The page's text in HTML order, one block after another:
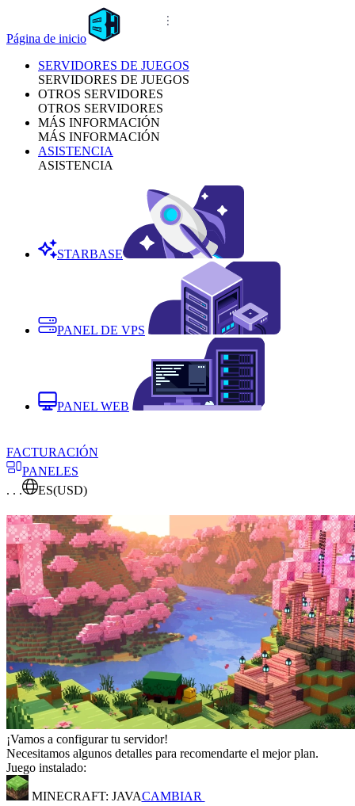
Página de inicio
SERVIDORES DE JUEGOS
SERVIDORES DE JUEGOS
OTROS SERVIDORES
OTROS SERVIDORES
MÁS INFORMACIÓN
MÁS INFORMACIÓN
ASISTENCIA
ASISTENCIA
STARBASE
PANEL DE VPS
PANEL WEB
FACTURACIÓN
PANELES
. . .
ES(USD)
¡Vamos a configurar tu servidor!
Necesitamos algunos detalles para recomendarte el mejor plan.
Juego instalado:
MINECRAFT: JAVACAMBIAR